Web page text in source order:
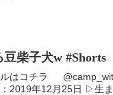
柴子犬w #Shorts
ルはコチラ
2019年12月25日 ▷生